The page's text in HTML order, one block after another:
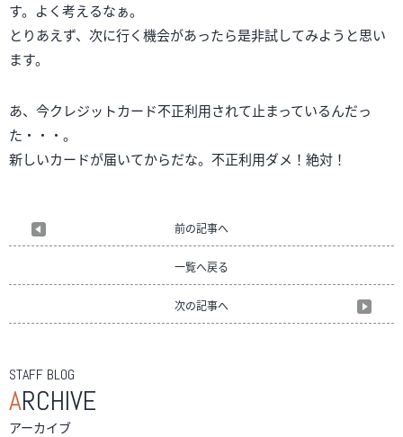
す。よく考えるなぁ。
とりあえず、次に行く機会があったら是非試してみようと思い
ます。
あ、今クレジットカード不正利用されて止まっているんだっ
た・・・。
新しいカードが届いてからだな。不正利用ダメ！絶対！
前の記事へ
一覧へ戻る
次の記事へ
STAFF BLOG
ARCHIVE
アーカイブ